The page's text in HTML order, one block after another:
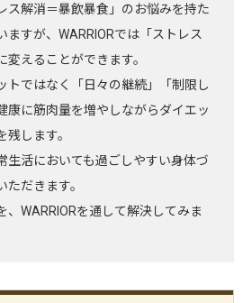
ス解消＝暴飲暴食」のお悩みを持た
ますが、WARRIORでは「ストレス
えることができます。
トではなく「日々の継続」「制限し
康に筋肉量を増やしながらダイエッ
残します。
生活においても過ごしやすい身体づ
ただきます。
WARRIORを通して解決してみま